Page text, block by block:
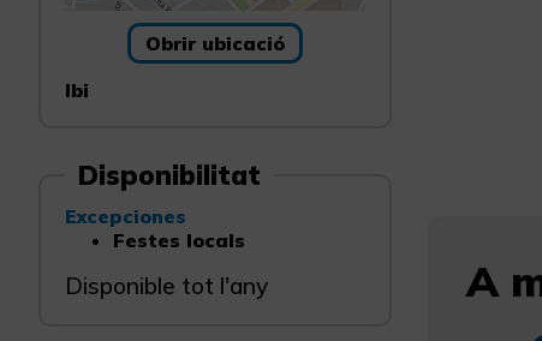
Obrir ubicació
Ibi
Disponibilitat
Excepciones
Festes locals
Disponible tot l'any A